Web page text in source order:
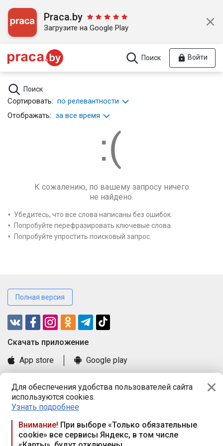
Для обеспечения удобства пользователей сайта
используются cookies.
Узнать подробнее
Внимание! При выборе «Только обязательные
cookie» все сервисы Яндекс, в том числе
Praca.by
Загрузите на Google Play
Поиск Войти
Поиск
Сортировать: по релевантности
Отображать: за все время
К сожалению, по вашему запросу ничего
не найдено.
Убедитесь, что все слова написаны без ошибок.
Попробуйте перефразировать ключевые слова.
Попробуйте упростить поисковый запрос.
Полная версия
Cкачать приложение
App store
Google play
Книга замечаний и предложений
Правила и документы
Praca.by © 2000—2026, ООО «ПРАЦА БАЙ»
Республика Беларусь, 220114, г. Минск, пр-т Независимости
117а, пом. № 9.